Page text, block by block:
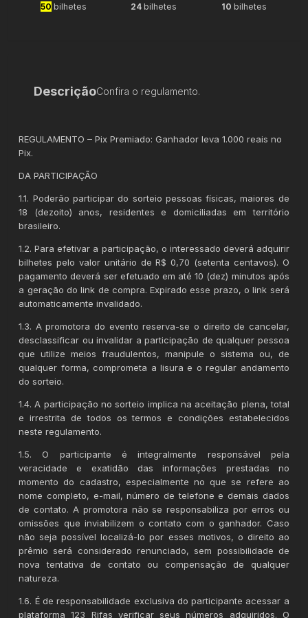
50 bilhetes
24 bilhetes
10 bilhetes
DescriçãoConfira o regulamento.
REGULAMENTO – Pix Premiado: Ganhador leva 1.000 reais no
Pix.
DA PARTICIPAÇÃO
1.1. Poderão participar do sorteio pessoas físicas, maiores de
18 (dezoito) anos, residentes e domiciliadas em território
brasileiro.
1.2. Para efetivar a participação, o interessado deverá adquirir
bilhetes pelo valor unitário de R$ 0,70 (setenta centavos). O
pagamento deverá ser efetuado em até 10 (dez) minutos após
a geração do link de compra. Expirado esse prazo, o link será
automaticamente invalidado.
1.3. A promotora do evento reserva-se o direito de cancelar,
desclassificar ou invalidar a participação de qualquer pessoa
que utilize meios fraudulentos, manipule o sistema ou, de
qualquer forma, comprometa a lisura e o regular andamento
do sorteio.
1.4. A participação no sorteio implica na aceitação plena, total
e irrestrita de todos os termos e condições estabelecidos
neste regulamento.
1.5. O participante é integralmente responsável pela
veracidade e exatidão das informações prestadas no
momento do cadastro, especialmente no que se refere ao
nome completo, e-mail, número de telefone e demais dados
de contato. A promotora não se responsabiliza por erros ou
omissões que inviabilizem o contato com o ganhador. Caso
não seja possível localizá-lo por esses motivos, o direito ao
prêmio será considerado renunciado, sem possibilidade de
nova tentativa de contato ou compensação de qualquer
natureza.
1.6. É de responsabilidade exclusiva do participante acessar a
plataforma 123 Rifas verificar seus números adquiridos. O